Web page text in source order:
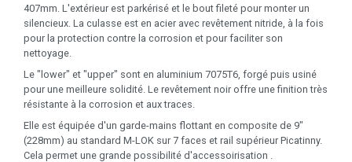
407mm. L'extérieur est parkérisé et le bout fileté pour monter un
silencieux. La culasse est en acier avec revêtement nitride, à la fois
pour la protection contre la corrosion et pour faciliter son
nettoyage.
Le "lower" et "upper" sont en aluminium 7075T6, forgé puis usiné
pour une meilleure solidité. Le revêtement noir offre une finition très
résistante à la corrosion et aux traces.
Elle est équipée d'un garde-mains flottant en composite de 9"
(228mm) au standard M-LOK sur 7 faces et rail supérieur Picatinny.
Cela permet une grande possibilité d'accessoirisation .